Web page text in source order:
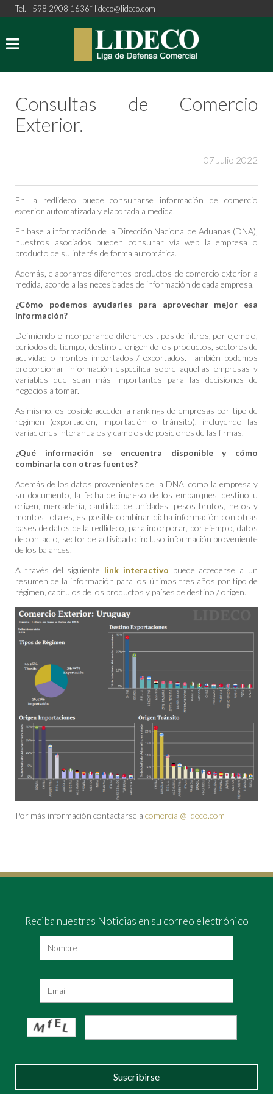
Tel. +598 2908 1636* lideco@lideco.com
Consultas de Comercio
Exterior.
07 Julio 2022
En la redlideco puede consultarse información de comercio
exterior automatizada y elaborada a medida.
En base a información de la Dirección Nacional de Aduanas (DNA),
nuestros asociados pueden consultar vía web la empresa o
producto de su interés de forma automática.
Además, elaboramos diferentes productos de comercio exterior a
medida, acorde a las necesidades de información de cada empresa.
¿Cómo podemos ayudarles para aprovechar mejor esa
información?
Definiendo e incorporando diferentes tipos de filtros, por ejemplo,
períodos de tiempo, destino u origen de los productos, sectores de
actividad o montos importados / exportados. También podemos
proporcionar información específica sobre aquellas empresas y
variables que sean más importantes para las decisiones de
negocios a tomar.
Asimismo, es posible acceder a rankings de empresas por tipo de
régimen (exportación, importación o tránsito), incluyendo las
variaciones interanuales y cambios de posiciones de las firmas.
¿Qué información se encuentra disponible y cómo
combinarla con otras fuentes?
Además de los datos provenientes de la DNA, como la empresa y
su documento, la fecha de ingreso de los embarques, destino u
origen, mercadería, cantidad de unidades, pesos brutos, netos y
montos totales, es posible combinar dicha información con otras
bases de datos de la redlideco, para incorporar, por ejemplo, datos
de contacto, sector de actividad o incluso información proveniente
de los balances.
A través del siguiente link interactivo puede accederse a un
resumen de la información para los últimos tres años por tipo de
régimen, capítulos de los productos y países de destino / origen.
Por más información contactarse a comercial@lideco.com
Reciba nuestras Noticias en su correo electrónico
Suscribirse